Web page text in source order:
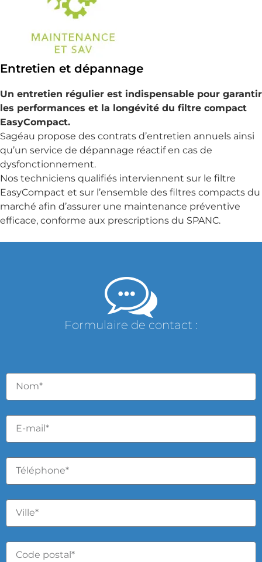
Entretien et dépannage
Un entretien régulier est indispensable pour garantir
les performances et la longévité du filtre compact
EasyCompact.
Sagéau propose des contrats d’entretien annuels ainsi
qu’un service de dépannage réactif en cas de
dysfonctionnement.
Nos techniciens qualifiés interviennent sur le filtre
EasyCompact et sur l’ensemble des filtres compacts du
marché afin d’assurer une maintenance préventive
efficace, conforme aux prescriptions du SPANC.
Formulaire de contact :